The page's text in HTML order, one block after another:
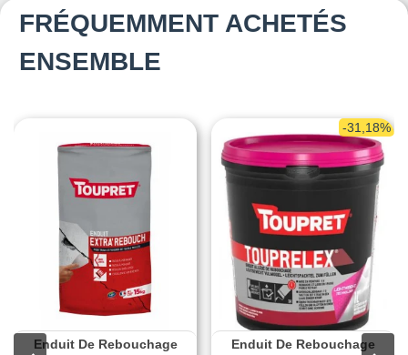
FRÉQUEMMENT ACHETÉS
ENSEMBLE
Enduit De Rebouchage
-31,18%
Enduit De Rebouchage